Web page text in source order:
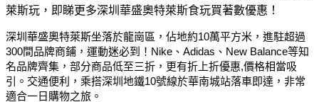
萊斯玩，即睇更多深圳華盛奧特萊斯食玩買著數優惠！
深圳華盛奧特萊斯坐落於龍崗區，佔地約10萬平方米，進駐超過
300間品牌商鋪，運動迷必到！Nike、Adidas、New Balance等知
名品牌齊集，部分商品低至三折，更有折上折優惠,價格相當吸
引。交通便利，乘搭深圳地鐵10號線於華南城站落車即達，非常
適合一日購物之旅。